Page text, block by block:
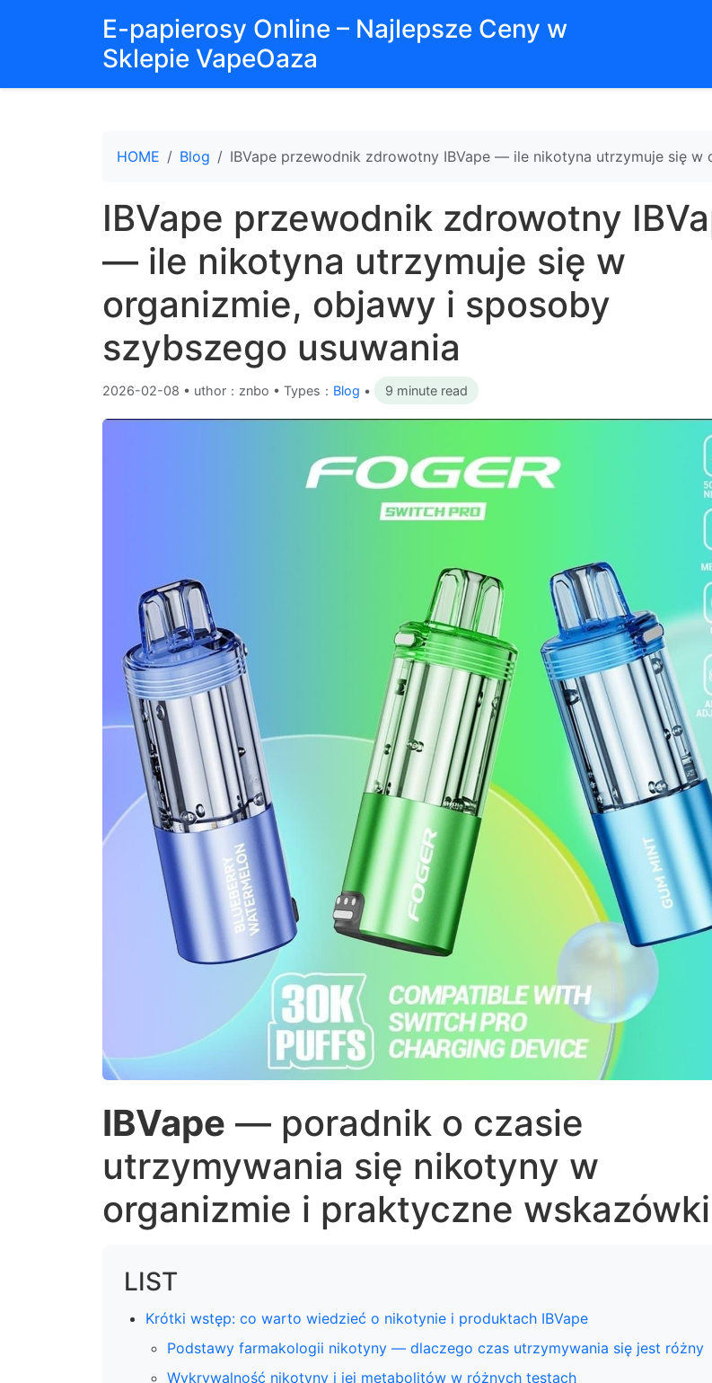
E-papierosy Online – Najlepsze Ceny w
Sklepie VapeOaza
HOME Blog IBVape przewodnik zdrowotny IBVape — ile nikotyna utrzymuje się
IBVape przewodnik zdrowotny
— ile nikotyna utrzymuje się w
organizmie, objawy i sposoby
szybszego usuwania
2026-02-08 • uthor：znbo • Types： Blog • 9 minute read
IBVape — poradnik o czasie
utrzymywania się nikotyny w
organizmie i praktyczne wskazówki
LIST
Krótki wstęp: co warto wiedzieć o nikotynie i produktach IBVape
Podstawy farmakologii nikotyny — dlaczego czas utrzymywania się jest różny
Wykrywalność nikotyny i jej metabolitów w różnych testach